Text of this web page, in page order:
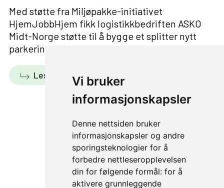
Vi bruker
informasjonskapsler
Denne nettsiden bruker
informasjonskapsler og andre
sporingsteknologier for å
forbedre nettleseropplevelsen
din for følgende formål: for å
aktivere grunnleggende
Med støtte fra Miljøpakke-initiativet
HjemJobbHjem fikk logistikkbedriften ASKO
Midt-Norge støtte til å bygge et splitter nytt
parkeringshus for sine ansatte.
Les mer
1 av 1